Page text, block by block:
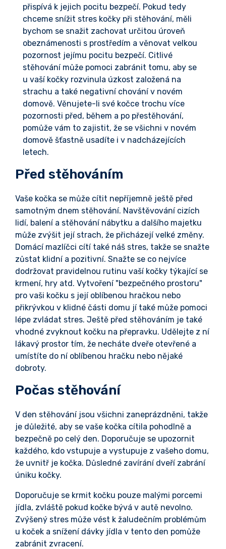
přispívá k jejich pocitu bezpečí. Pokud tedy
chceme snížit stres kočky při stěhování, měli
bychom se snažit zachovat určitou úroveň
obeznámenosti s prostředím a věnovat velkou
pozornost jejímu pocitu bezpečí. Citlivé
stěhování může pomoci zabránit tomu, aby se
u vaší kočky rozvinula úzkost založená na
strachu a také negativní chování v novém
domově. Věnujete-li své kočce trochu více
pozornosti před, během a po přestěhování,
pomůže vám to zajistit, že se všichni v novém
domově šťastně usadíte i v nadcházejících
letech.
Před stěhováním
Vaše kočka se může cítit nepříjemně ještě před
samotným dnem stěhování. Navštěvování cizích
lidí, balení a stěhování nábytku a dalšího majetku
může zvýšit její strach, že přicházejí velké změny.
Domácí mazlíčci cítí také náš stres, takže se snažte
zůstat klidní a pozitivní. Snažte se co nejvíce
dodržovat pravidelnou rutinu vaší kočky týkající se
krmení, hry atd. Vytvoření "bezpečného prostoru"
pro vaši kočku s její oblíbenou hračkou nebo
přikrývkou v klidné části domu jí také může pomoci
lépe zvládat stres. Ještě před stěhováním je také
vhodné zvyknout kočku na přepravku. Udělejte z ní
lákavý prostor tím, že necháte dveře otevřené a
umístíte do ní oblíbenou hračku nebo nějaké
dobroty.
Počas stěhování
V den stěhování jsou všichni zaneprázdněni, takže
je důležité, aby se vaše kočka cítila pohodlně a
bezpečně po celý den. Doporučuje se upozornit
každého, kdo vstupuje a vystupuje z vašeho domu,
že uvnitř je kočka. Důsledné zavírání dveří zabrání
úniku kočky.
Doporučuje se krmit kočku pouze malými porcemi
jídla, zvláště pokud kočke bývá v autě nevolno.
Zvýšený stres může vést k žaludečním problémům
u koček a snížení dávky jídla v tento den pomůže
zabránit zvracení.